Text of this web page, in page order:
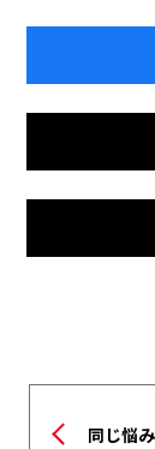
同じ悩